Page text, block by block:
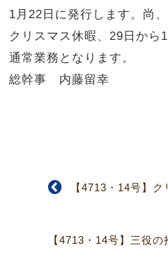
1月22日に発行します。尚
クリスマス休暇、29日から
通常業務となります。
総幹事 内藤留幸